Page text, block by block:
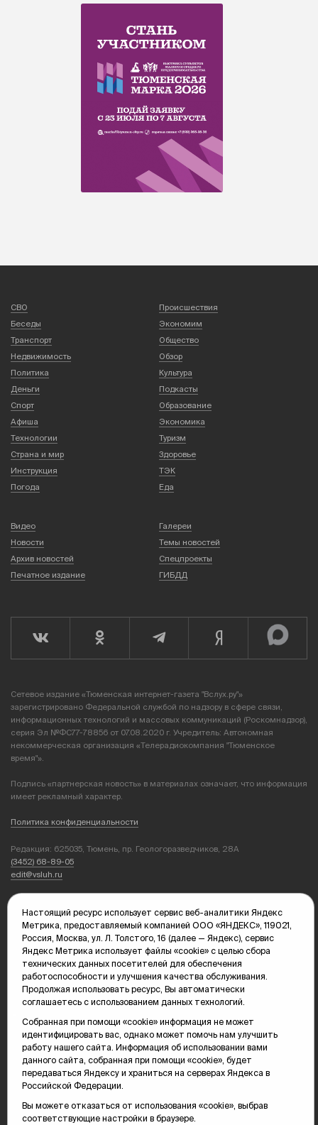
СВО
Происшествия
Беседы
Экономим
Транспорт
Общество
Недвижимость
Обзор
Политика
Культура
Деньги
Подкасты
Спорт
Образование
Афиша
Экономика
Технологии
Туризм
Страна и мир
Здоровье
Инструкция
ТЭК
Погода
Еда
Видео
Галереи
Новости
Темы новостей
Архив новостей
Спецпроекты
Печатное издание
ГИБДД
Сетевое издание «Тюменская интернет-газета "Вслух.ру"»
зарегистрировано Федеральной службой по надзору в сфере связи,
информационных технологий и массовых коммуникаций (Роскомнадзор),
серия Эл №ФС77-78856 от 07.08.2020 г. Учредитель: Автономная
некоммерческая организация «Телерадиокомпания "Тюменское
время"».
Подпись «партнерская новость» в материалах означает, что информация
имеет рекламный характер.
Политика конфиденциальности
Редакция: 625035, Тюмень, пр. Геологоразведчиков, 28А
(3452) 68-89-05
edit@vsluh.ru
Главный редактор: Панкина Т.Ю.
kika@vsluh.ru
По вопросам рекламы:
(3452) 68-89-78
kotovaev@sibinformburo.ru
mim@vsluh.ru
© 2000-2026 Тюменская интернет-газета «Вслух.ру»
Настоящий ресурс использует сервис веб-аналитики Яндекс
Метрика, предоставляемый компанией ООО «ЯНДЕКС», 119021,
Россия, Москва, ул. Л. Толстого, 16 (далее — Яндекс), сервис
Яндекс Метрика использует файлы «cookie» с целью сбора
технических данных посетителей для обеспечения
работоспособности и улучшения качества обслуживания.
Продолжая использовать ресурс, Вы автоматически
соглашаетесь с использованием данных технологий.
Собранная при помощи «cookie» информация не может
идентифицировать вас, однако может помочь нам улучшить
работу нашего сайта. Информация об использовании вами
данного сайта, собранная при помощи «cookie», будет
передаваться Яндексу и храниться на серверах Яндекса в
Российской Федерации.
Вы можете отказаться от использования «cookie», выбрав
соответствующие настройки в браузере.